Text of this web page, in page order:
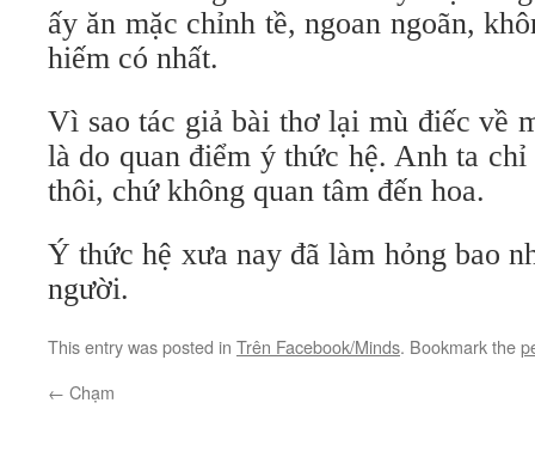
ấy ăn mặc chỉnh tề, ngoan ngoãn,
hiếm có nhất.
Vì sao tác giả bài thơ lại mù điếc về
là do quan điểm ý thức hệ. Anh ta
thôi, chứ không quan tâm đến hoa.
Ý thức hệ xưa nay đã làm hỏng bao
người.
This entry was posted in Trên Facebook/Minds. Bookmark the
← Chạm